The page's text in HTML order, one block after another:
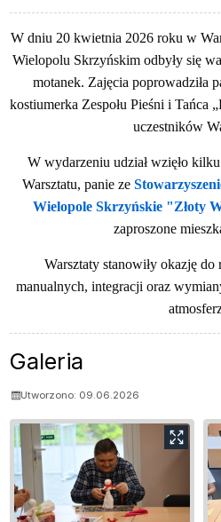
W dniu 20 kwietnia 2026 roku w
Wielopolu Skrzyńskim odbyły się
motanek. Zajęcia poprowadziła
kostiumerka Zespołu Pieśni i Tańca
uczestników
W wydarzeniu udział wzięło
Warsztatu, panie ze
Wielopole Skrzyńskie "Złoty
zaproszone
Warsztaty stanowiły okazję
manualnych, integracji oraz
Galeria
Utworzono: 09.06.2026